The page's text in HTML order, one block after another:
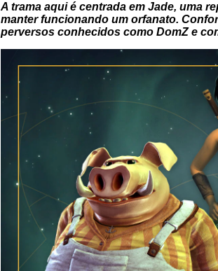
A trama aqui é centrada em Jade, uma
manter funcionando um orfanato.
perversos conhecidos como DomZ e